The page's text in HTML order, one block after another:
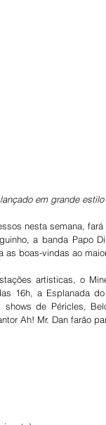
em grande
nesta semana,
a banda Papo
as boas-vindas ao
artísticas, o
16h, a Esplanada
de Péricles,
Ah! Mr. Dan farão